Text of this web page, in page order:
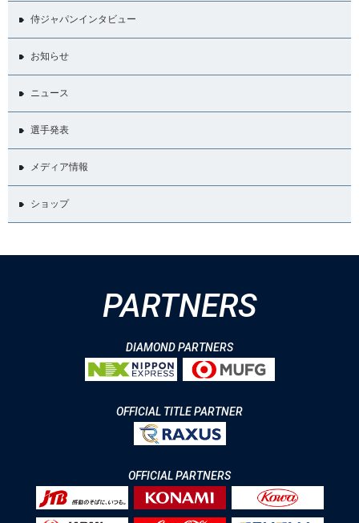
侍ジャパンインタビュー
お知らせ
ニュース
選手発表
メディア情報
ショップ
PARTNERS
DIAMOND PARTNERS
OFFICIAL TITLE PARTNER
OFFICIAL PARTNERS